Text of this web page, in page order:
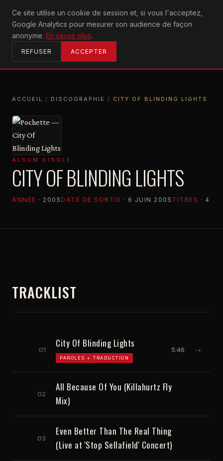
Ce site utilise un cookie de session et, si vous l'acceptez,
Google Analytics pour mesurer son audience de façon
anonyme. En savoir plus.
REFUSER ACCEPTER
U2achtung
ACCUEIL
ACCUEIL / DISCOGRAPHIE / CITY OF BLINDING LIGHTS
ALBUM SINGLE
CITY OF BLINDING LIGHTS
ANNÉE · 2005DATE DE SORTIE · 6 JUIN 2005 TITRES · 4
TRACKLIST
01
City Of Blinding Lights
PAROLES + TRADUCTION
5:46 →
02
All Because Of You (Killahurtz Fly
Mix)
03
Even Better Than The Real Thing
(Live at 'Stop Sellafield' Concert)